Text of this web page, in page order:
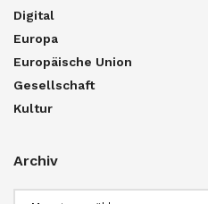
Digital
Europa
Europäische Union
Gesellschaft
Kultur
Archiv